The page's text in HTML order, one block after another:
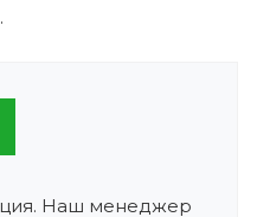
Наш менеджер